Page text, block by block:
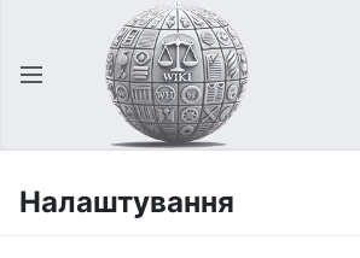
Відкрити головне меню
Налаштування